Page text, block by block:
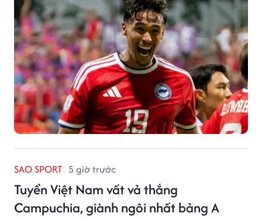
SAO SPORT 5 giờ trước
Tuyển Việt Nam vất vả thắng
Campuchia, giành ngôi nhất bảng A